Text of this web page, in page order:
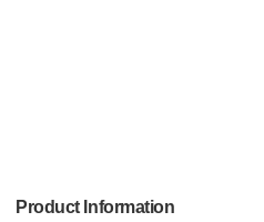
Product Information